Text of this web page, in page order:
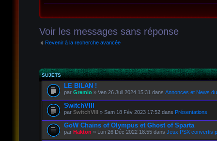
Voir les messages sans réponse
Revenir à la recherche avancée
SUJETS
LE BILAN !
par Gremio» Ven 26 Juil 2024 15:31 dans Annonces et News
SwitchVIII
par SwitchVIII » Sam 18 Fév 2023 17:52 dans Présentations
GoW Chains of Olympus et Ghost of Sparta
par Hakton » Lun 26 Déc 2022 18:55 dans Jeux PSX convertis